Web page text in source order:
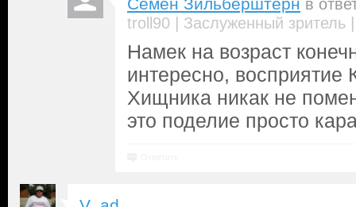
Семен Зильберштерн в
troll90 | Заслуженный зритель
Намек на возраст
интересно, восприятие
Хищника никак не
это поделие просто